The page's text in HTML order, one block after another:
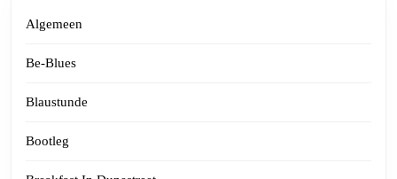
Algemeen
Be-Blues
Blaustunde
Bootleg